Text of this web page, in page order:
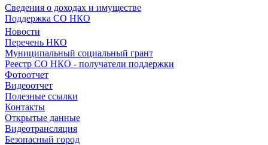
Сведения о доходах и имуществе
Поддержка СО НКО
Новости
Перечень НКО
Муниципальный социальный грант
Реестр СО НКО - получатели поддержки
Фотоотчет
Видеоотчет
Полезные ссылки
Контакты
Открытые данные
Видеотрансляция
Безопасный город